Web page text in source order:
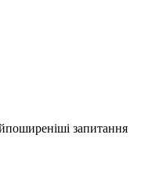
поширеніші запитання